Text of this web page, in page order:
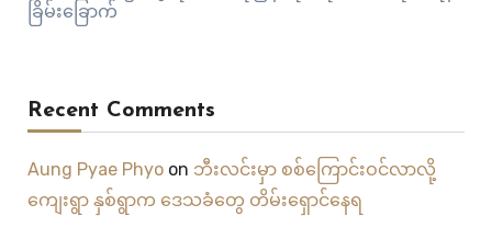
ခြိမ်းခြောက်
Recent Comments
Aung Pyae Phyoon ဘီးလင်းမှာ စစ်ကြောင်းဝင်လာလို့
ကျေးရွာ နှစ်ရွာက ဒေသခံတွေ တိမ်းရှောင်နေရ